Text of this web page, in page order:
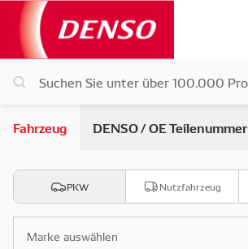
Fahrzeug DENSO / OE Teilenummer
PKW Nutzfahrzeug
Marke auswählen